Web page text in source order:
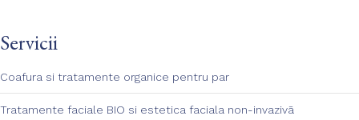
Servicii
Coafura si tratamente organice pentru par
Tratamente faciale BIO si estetica faciala non-invazivā